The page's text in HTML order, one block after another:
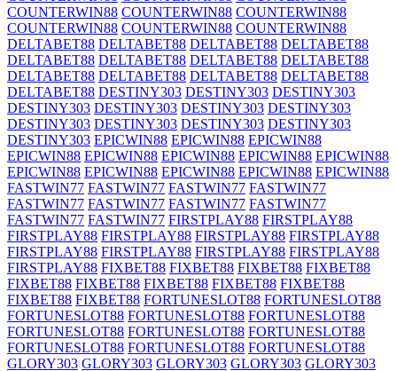
COUNTERWIN88 COUNTERWIN88 COUNTERWIN88
COUNTERWIN88 COUNTERWIN88 COUNTERWIN88
DELTABET88 DELTABET88 DELTABET88 DELTABET88
DELTABET88 DELTABET88 DELTABET88 DELTABET88
DELTABET88 DELTABET88 DELTABET88 DELTABET88
DELTABET88 DESTINY303 DESTINY303 DESTINY303
DESTINY303 DESTINY303 DESTINY303 DESTINY303
DESTINY303 DESTINY303 DESTINY303 DESTINY303
DESTINY303 EPICWIN88 EPICWIN88 EPICWIN88
EPICWIN88 EPICWIN88 EPICWIN88 EPICWIN88 EPICWIN88
EPICWIN88 EPICWIN88 EPICWIN88 EPICWIN88 EPICWIN88
FASTWIN77 FASTWIN77 FASTWIN77 FASTWIN77
FASTWIN77 FASTWIN77 FASTWIN77 FASTWIN77
FASTWIN77 FASTWIN77 FIRSTPLAY88 FIRSTPLAY88
FIRSTPLAY88 FIRSTPLAY88 FIRSTPLAY88 FIRSTPLAY88
FIRSTPLAY88 FIRSTPLAY88 FIRSTPLAY88 FIRSTPLAY88
FIRSTPLAY88 FIXBET88 FIXBET88 FIXBET88 FIXBET88
FIXBET88 FIXBET88 FIXBET88 FIXBET88 FIXBET88
FIXBET88 FIXBET88 FORTUNESLOT88 FORTUNESLOT88
FORTUNESLOT88 FORTUNESLOT88 FORTUNESLOT88
FORTUNESLOT88 FORTUNESLOT88 FORTUNESLOT88
FORTUNESLOT88 FORTUNESLOT88 FORTUNESLOT88
GLORY303 GLORY303 GLORY303 GLORY303 GLORY303